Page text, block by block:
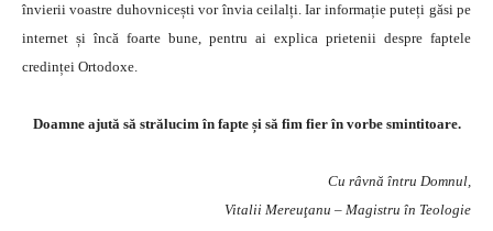
învierii voastre duhovnicești vor învia ceilalți. Iar informație puteți găsi pe
internet și încă foarte bune, pentru ai explica prietenii despre faptele
credinței Ortodoxe.
Doamne ajută să strălucim în fapte și să fim fier în vorbe smintitoare.
Cu râvnă întru Domnul,
Vitalii Mereuţanu – Magistru în Teologie